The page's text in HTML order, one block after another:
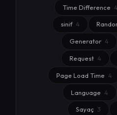
Time Difference 4
sinif 4
Generator 4
Request 4
Page Load Time 4
Language 4
Sayaç 3